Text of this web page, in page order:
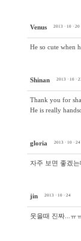
Venus 2013 · 10 ·
He so cute when
Shinan 2013 · 10 ·
Thank you for
He is really
gloria 2013 · 10 ·
자주 보면 좋겠
jin 2013 · 10 · 24
웃을때 진짜...ㅠ